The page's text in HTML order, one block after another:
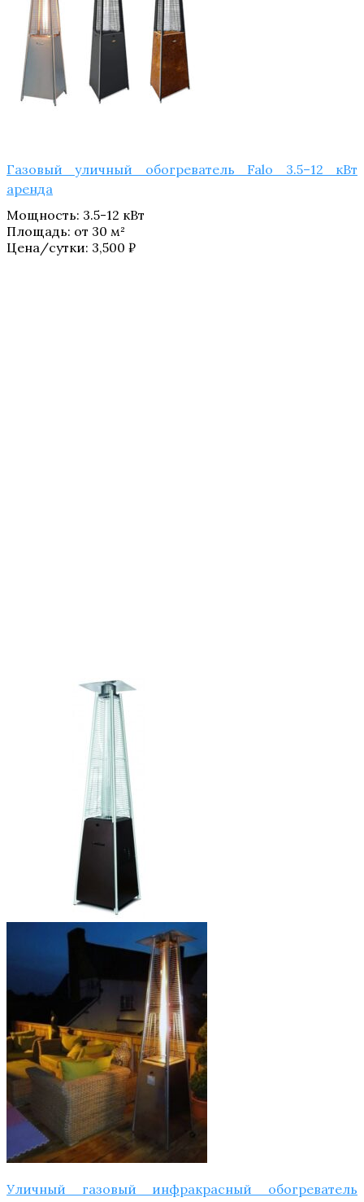
Газовый уличный обогреватель Falo 3.5–12 кВт
аренда
Мощность: 3.5-12 кВт
Площадь: от 30 м²
Цена/сутки: 3,500 ₽
Уличный газовый инфракрасный обогреватель